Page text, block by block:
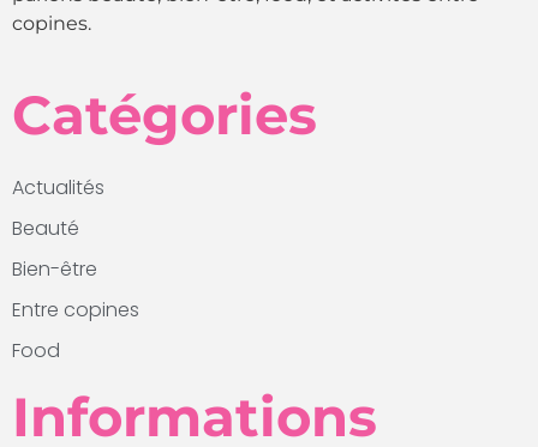
copines.
Catégories
Actualités
Beauté
Bien-être
Entre copines
Food
Informations